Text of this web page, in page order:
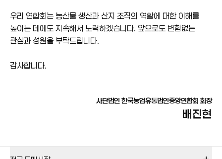
우리 연합회는 농산물 생산과 산지 조직의 역할에 대한 이해를
높이는 데에도 지속해서 노력하겠습니다. 앞으로도 변함없는
관심과 성원을 부탁드립니다.
감사합니다.
사단법인 한국농업유통법인중앙연합회 회장
배진현